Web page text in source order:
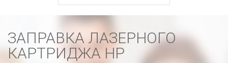
ЗАПРАВКА ЛАЗЕРНОГО
КАРТРИДЖА HP